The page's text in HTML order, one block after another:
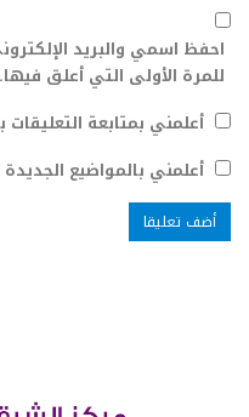
احفظ اسمي والبريد
للمرة الأولى التي أعلق فيها.
أعلمني بمتابعة
أعلمني بالمواضيع